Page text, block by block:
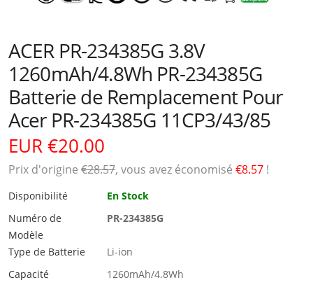
ACER PR-234385G 3.8V
1260mAh/4.8Wh PR-234385G
Batterie de Remplacement Pour
Acer PR-234385G 11CP3/43/85
EUR €20.00
Prix ​​d'origine €28.57, vous avez économisé €8.57 !
Disponibilité
En Stock
Numéro de
Modèle
PR-234385G
Type de Batterie
Li-ion
Capacité
1260mAh/4.8Wh